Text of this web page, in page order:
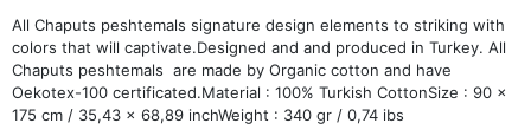
All Chaputs peshtemals signature design elements to striking with
colors that will captivate.Designed and and produced in Turkey. All
Chaputs peshtemals are made by Organic cotton and have
Oekotex-100 certificated.Material : 100% Turkish CottonSize : 90 x
175 cm / 35,43 x 68,89 inchWeight : 340 gr / 0,74 ibs